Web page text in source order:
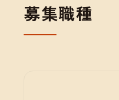
募集職種